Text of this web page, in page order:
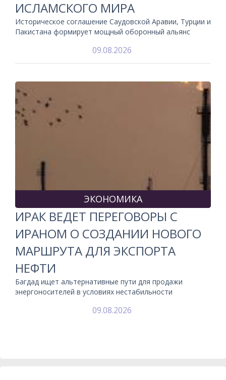
ИСЛАМСКОГО МИРА
Историческое соглашение Саудовской Аравии, Турции и
Пакистана формирует мощный оборонный альянс
09.08.2026
ЭКОНОМИКА
ИРАК ВЕДЕТ ПЕРЕГОВОРЫ С
ИРАНОМ О СОЗДАНИИ НОВОГО
МАРШРУТА ДЛЯ ЭКСПОРТА
НЕФТИ
Багдад ищет альтернативные пути для продажи
энергоносителей в условиях нестабильности
09.08.2026